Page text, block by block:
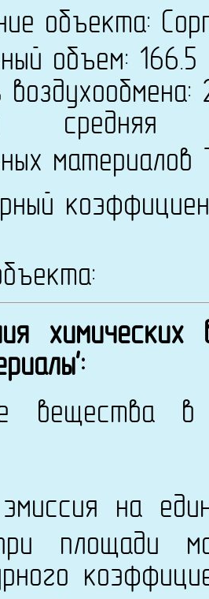
объекта:
объем: 166.5
средняя
материалов
вещества
на
площади